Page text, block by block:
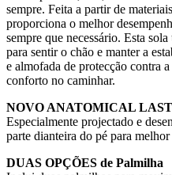
sempre. Feita a partir de
proporciona o melhor
sempre que necessário. Esta
para sentir o chão e manter a
e almofada de protecção contra
conforto no caminhar.
NOVO ANATOMICAL LAST
Especialmente projectado e
parte dianteira do pé para
DUAS OPÇÕES de Palmilha